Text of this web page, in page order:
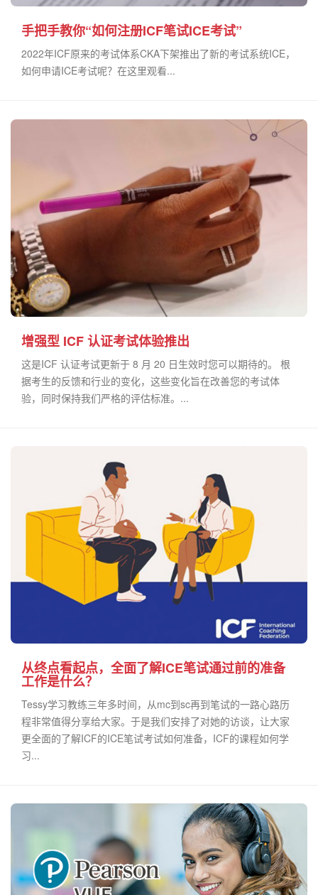
手把手教你“如何注册ICF笔试ICE考试”
2022年ICF原来的考试体系CKA下架推出了新的考试系统ICE，
如何申请ICE考试呢？在这里观看...
增强型 ICF 认证考试体验推出
这是ICF 认证考试更新于 8 月 20 日生效时您可以期待的。 根
据考生的反馈和行业的变化，这些变化旨在改善您的考试体
验，同时保持我们严格的评估标准。...
从终点看起点，全面了解ICE笔试通过前的准备
工作是什么？
Tessy学习教练三年多时间，从mc到sc再到笔试的一路心路历
程非常值得分享给大家。于是我们安排了对她的访谈，让大家
更全面的了解ICF的ICE笔试考试如何准备，ICF的课程如何学
习...